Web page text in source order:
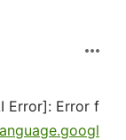
more_horiz
Error]: Error f